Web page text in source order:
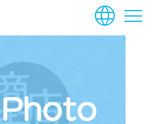
language menu